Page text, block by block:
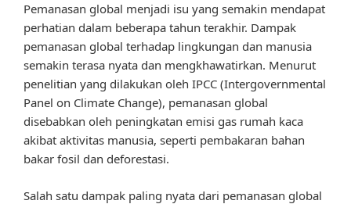
Pemanasan global menjadi isu yang semakin mendapat
perhatian dalam beberapa tahun terakhir. Dampak
pemanasan global terhadap lingkungan dan manusia
semakin terasa nyata dan mengkhawatirkan. Menurut
penelitian yang dilakukan oleh IPCC (Intergovernmental
Panel on Climate Change), pemanasan global
disebabkan oleh peningkatan emisi gas rumah kaca
akibat aktivitas manusia, seperti pembakaran bahan
bakar fosil dan deforestasi.
Salah satu dampak paling nyata dari pemanasan global